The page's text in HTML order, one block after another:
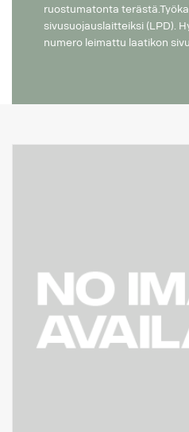
ruostumatonta
sivusuojauslaitteiksi (LPD).
numero leimattu laatikon